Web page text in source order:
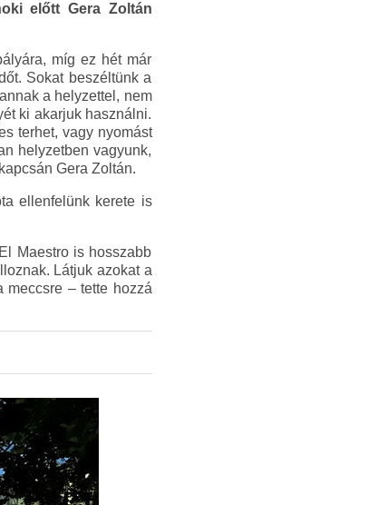
előtt Gera Zoltán
míg ez hét már
Sokat beszéltünk a
a helyzettel, nem
ki akarjuk használni.
terhet, vagy nyomást
helyzetben vagyunk,
Gera Zoltán.
ellenfelünk kerete is
Maestro is hosszabb
Látjuk azokat a
meccsre – tette hozzá